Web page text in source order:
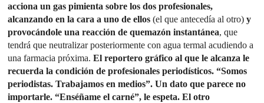
acciona un gas pimienta sobre los dos profesionales,
alcanzando en la cara a uno de ellos (el que antecedía al otro) y
provocándole una reacción de quemazón instantánea, que
tendrá que neutralizar posteriormente con agua termal acudiendo a
una farmacia próxima.El reportero gráfico al que le alcanza le
recuerda la condición de profesionales periodísticos. “Somos
periodistas. Trabajamos en medios”. Un dato que parece no
importarle. “Enséñame el carné”, le espeta. El otro